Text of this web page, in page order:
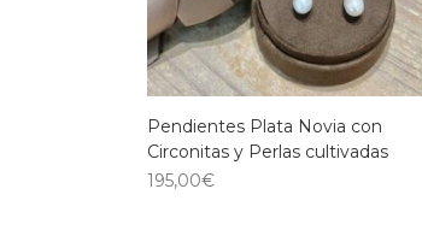
Pendientes Plata Novia con
Circonitas y Perlas cultivadas
195,00€